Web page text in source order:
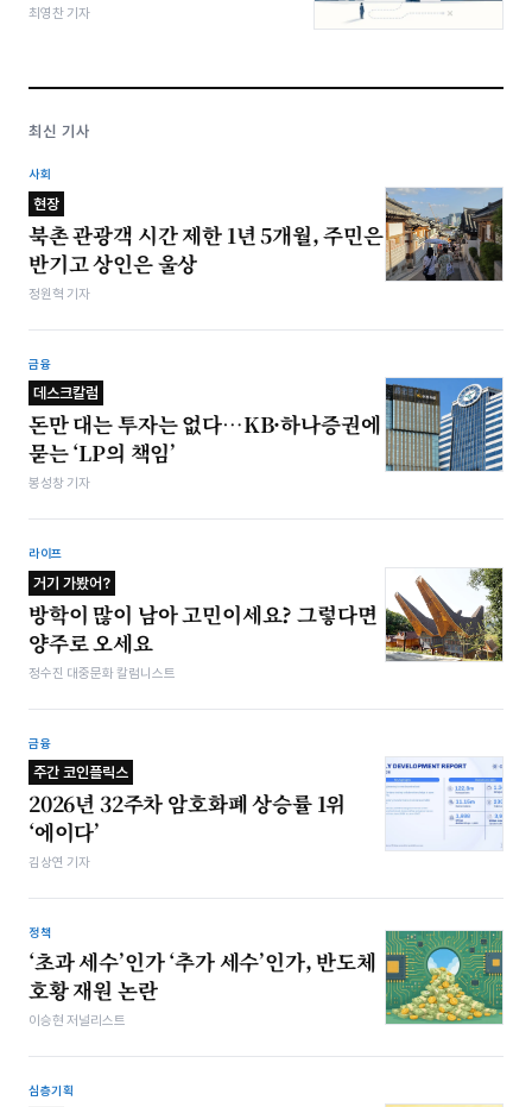
최영찬 기자
최신 기사
사회
현장
북촌 관광객 시간 제한 1년 5개월, 주민은
반기고 상인은 울상
정원혁 기자
금융
데스크칼럼
돈만 대는 투자는 없다…KB·하나증권에
묻는 ‘LP의 책임’
봉성창 기자
라이프
거기 가봤어?
방학이 많이 남아 고민이세요? 그렇다면
양주로 오세요
정수진 대중문화 칼럼니스트
금융
주간 코인플릭스
2026년 32주차 암호화폐 상승률 1위
‘에이다’
김상연 기자
정책
‘초과 세수’인가 ‘추가 세수’인가, 반도체
호황 재원 논란
이승현 저널리스트
심층기획